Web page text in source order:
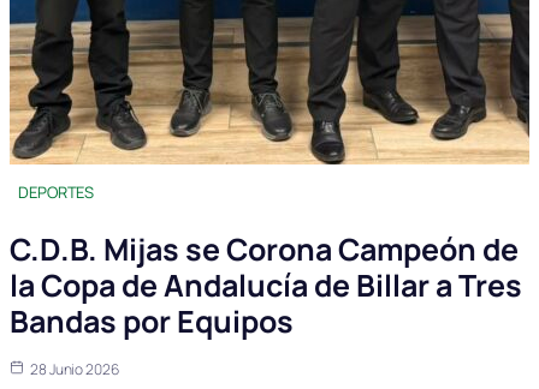
DEPORTES
C.D.B. Mijas se Corona Campeón de
la Copa de Andalucía de Billar a Tres
Bandas por Equipos
28 Junio 2026